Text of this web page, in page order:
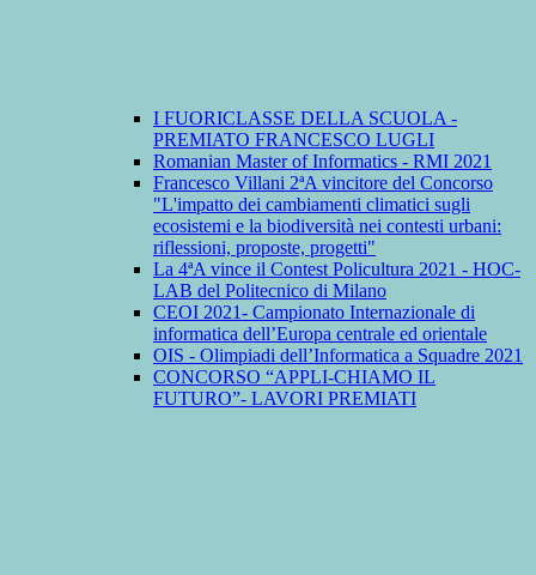
I FUORICLASSE DELLA SCUOLA -
PREMIATO FRANCESCO LUGLI
Romanian Master of Informatics - RMI 2021
Francesco Villani 2ªA vincitore del Concorso
"L'impatto dei cambiamenti climatici sugli
ecosistemi e la biodiversità nei contesti urbani:
riflessioni, proposte, progetti"
La 4ªA vince il Contest Policultura 2021 - HOC-
LAB del Politecnico di Milano
CEOI 2021- Campionato Internazionale di
informatica dell’Europa centrale ed orientale
OIS - Olimpiadi dell’Informatica a Squadre 2021
CONCORSO “APPLI-CHIAMO IL
FUTURO”- LAVORI PREMIATI